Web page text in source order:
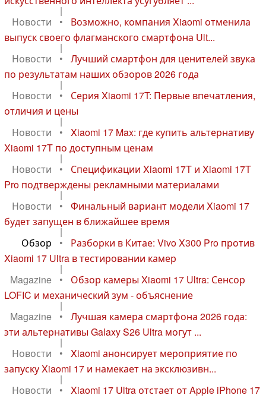
|
Новости
•
Возможно, компания Xiaomi отменила
выпуск своего флагманского смартфона Ult...
|
Новости
•
Лучший смартфон для ценителей звука
по результатам наших обзоров 2026 года
|
Новости
•
Серия Xiaomi 17T: Первые впечатления,
отличия и цены
|
Новости
•
Xiaomi 17 Max: где купить альтернативу
Xiaomi 17T по доступным ценам
|
Новости
•
Спецификации Xiaomi 17T и Xiaomi 17T
Pro подтверждены рекламными материалами
|
Новости
•
Финальный вариант модели Xiaomi 17
будет запущен в ближайшее время
|
Обзор
•
Разборки в Китае: Vivo X300 Pro против
Xiaomi 17 Ultra в тестировании камер
|
Magazine
•
Обзор камеры Xiaomi 17 Ultra: Сенсор
LOFIC и механический зум - объяснение
|
Magazine
•
Лучшая камера смартфона 2026 года:
эти альтернативы Galaxy S26 Ultra могут ...
|
Новости
•
Xiaomi анонсирует мероприятие по
запуску Xiaomi 17 и намекает на эксклюзивн...
|
Новости
•
Xiaomi 17 Ultra отстает от Apple iPhone 17